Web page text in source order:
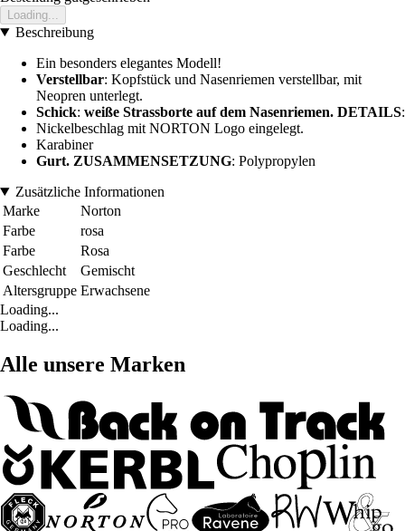
Loading...
Beschreibung
Ein besonders elegantes Modell!
Verstellbar: Kopfstück und Nasenriemen verstellbar, mit
Neopren unterlegt.
Schick: weiße Strassborte auf dem Nasenriemen. DETAILS:
Nickelbeschlag mit NORTON Logo eingelegt.
Karabiner
Gurt. ZUSAMMENSETZUNG: Polypropylen
Zusätzliche Informationen
Marke
Norton
Farbe
rosa
Farbe
Rosa
Geschlecht
Gemischt
Altersgruppe Erwachsene
Loading...
Loading...
Alle unsere Marken